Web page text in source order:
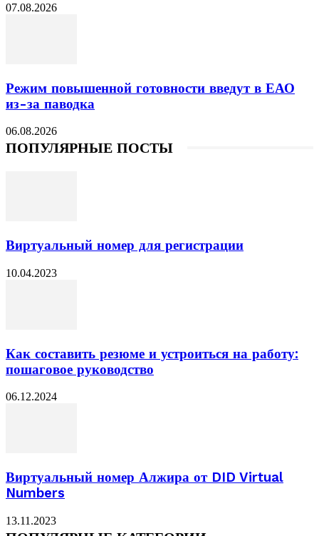
07.08.2026
Режим повышенной готовности введут в ЕАО
из-за паводка
06.08.2026
ПОПУЛЯРНЫЕ ПОСТЫ
Виртуальный номер для регистрации
10.04.2023
Как составить резюме и устроиться на работу:
пошаговое руководство
06.12.2024
Виртуальный номер Алжира от DID Virtual
Numbers
13.11.2023